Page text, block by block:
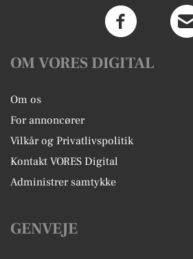
OM VORES DIGITAL
Om os
For annoncører
Vilkår og Privatlivspolitik
Kontakt VORES Digital
Administrer samtykke
GENVEJE